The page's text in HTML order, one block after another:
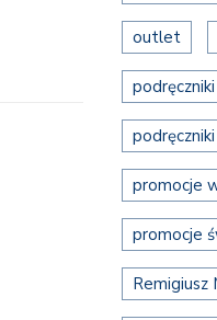
outlet
promocje
promocje
Remigiusz